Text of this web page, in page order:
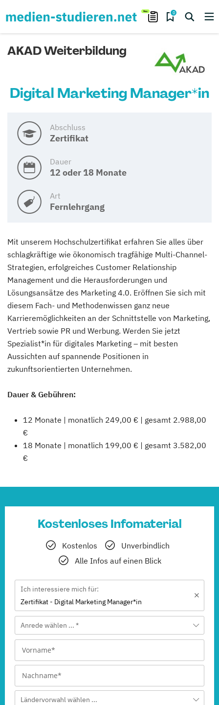
0
AKAD Weiterbildung
Digital Marketing Manager*in
Abschluss
Zertifikat
Dauer
12 oder 18 Monate
Art
Fernlehrgang
Mit unserem Hochschulzertifikat erfahren Sie alles über
schlagkräftige wie ökonomisch tragfähige Multi-Channel-
Strategien, erfolgreiches Customer Relationship
Management und die Herausforderungen und
Lösungsansätze des Marketing 4.0. Eröffnen Sie sich mit
diesem Fach- und Methodenwissen ganz neue
Karrieremöglichkeiten an der Schnittstelle von Marketing,
Vertrieb sowie PR und Werbung. Werden Sie jetzt
Spezialist*in für digitales Marketing – mit besten
Aussichten auf spannende Positionen in
zukunftsorientierten Unternehmen.
Dauer & Gebühren:
12 Monate | monatlich 249,00 € | gesamt 2.988,00
€
18 Monate | monatlich 199,00 € | gesamt 3.582,00
€
Kostenloses Infomaterial
Kostenlos
Unverbindlich
Alle Infos auf einen Blick
Ich interessiere mich für:
Zertifikat - Digital Marketing Manager*in
Anrede wählen ... *
Ländervorwahl wählen ...